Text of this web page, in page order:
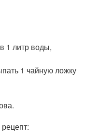
1 литр воды,
1 чайную ложку